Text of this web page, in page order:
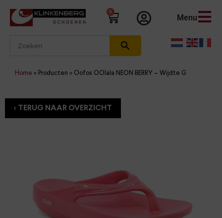
0
Menu
Home » Producten » Oofos OOlala NEON BERRY – Wijdte G